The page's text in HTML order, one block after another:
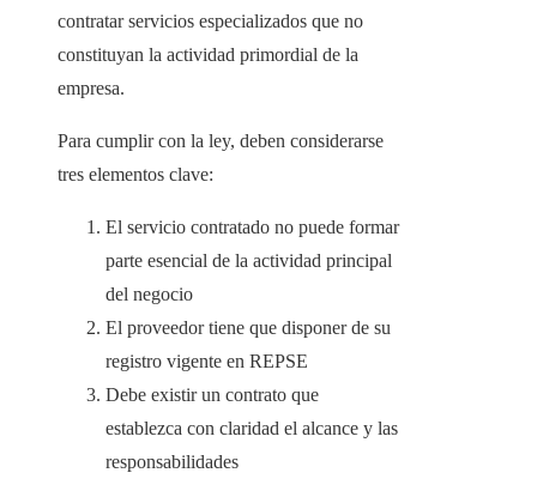
contratar servicios especializados que no
constituyan la actividad primordial de la
empresa.
Para cumplir con la ley, deben considerarse
tres elementos clave:
El servicio contratado no puede formar
parte esencial de la actividad principal
del negocio
El proveedor tiene que disponer de su
registro vigente en REPSE
Debe existir un contrato que
establezca con claridad el alcance y las
responsabilidades